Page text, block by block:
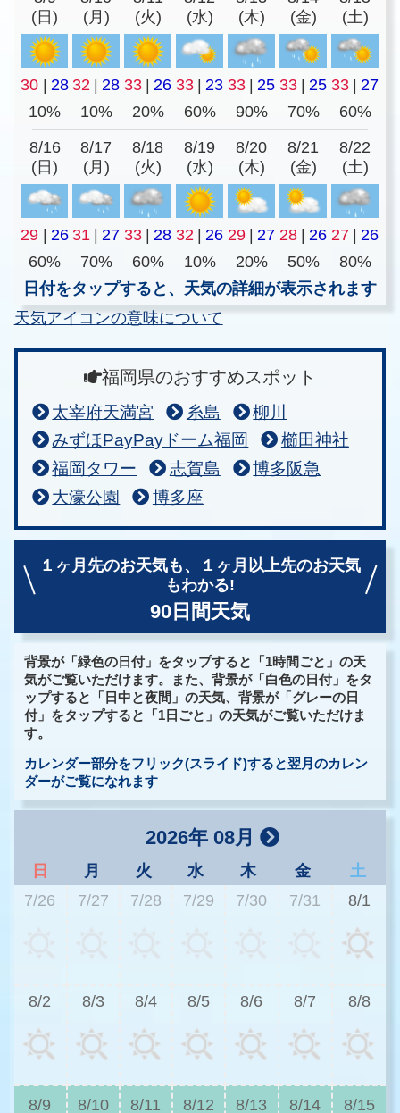
(日)
(月)
(火)
(水)
(木)
(金)
(土)
30 | 28 32 | 28 33 | 26 33 | 23 33 | 25 33 | 25 33 | 27
10%
10% 20% 60% 90% 70% 60%
8/16
(日)
8/17
(月)
8/18
(火)
8/19
(水)
8/20
(木)
8/21
(金)
8/22
(土)
29 | 26 31 | 27 33 | 28 32 | 26 29 | 27 28 | 26 27 | 26
60%
70% 60% 10% 20% 50%
80%
日付をタップすると、天気の詳細が表示されます
天気アイコンの意味について
福岡県のおすすめスポット
太宰府天満宮 糸島
柳川
みずほPayPayドーム福岡
櫛田神社
福岡タワー
志賀島
博多阪急
大濠公園
博多座
１ヶ月先のお天気も、
１ヶ月以上先のお天気
もわかる!
90日間天気
背景が「緑色の日付」をタップすると「1時間ごと」の天
気がご覧いただけます。また、背景が「白色の日付」をタ
ップすると「日中と夜間」の天気、背景が「グレーの日
付」をタップすると「1日ごと」の天気がご覧いただけま
す。
カレンダー部分をフリック(スライド)すると翌月のカレン
ダーがご覧になれます
2026年 08月
日 月 火 水 木 金
土
7/26
7/27 7/28 7/29 7/30 7/31 8/1
8/2 8/3 8/4 8/5 8/6 8/7 8/8
8/9 8/10 8/11 8/12 8/13 8/14 8/15